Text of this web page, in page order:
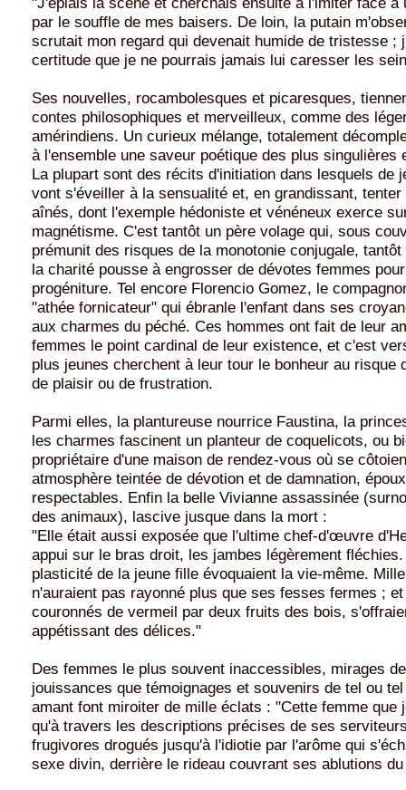
par le souffle de mes baisers. De loin, la putain
scrutait mon regard qui devenait humide de tristesse ;
certitude que je ne pourrais jamais lui caresser les
Ses nouvelles, rocambolesques et picaresques,
contes philosophiques et merveilleux, comme des
amérindiens. Un curieux mélange, totalement
à l'ensemble une saveur poétique des plus singulières
La plupart sont des récits d'initiation dans lesquels de
vont s'éveiller à la sensualité et, en grandissant, tenter
aînés, dont l'exemple hédoniste et vénéneux exerce
magnétisme. C'est tantôt un père volage qui, sous
prémunit des risques de la monotonie conjugale,
la charité pousse à engrosser de dévotes femmes
progéniture. Tel encore Florencio Gomez, le
"athée fornicateur" qui ébranle l'enfant dans ses
aux charmes du péché. Ces hommes ont fait de leur
femmes le point cardinal de leur existence, et c'est
plus jeunes cherchent à leur tour le bonheur au risque
de plaisir ou de frustration.
Parmi elles, la plantureuse nourrice Faustina, la
les charmes fascinent un planteur de coquelicots, ou
propriétaire d'une maison de rendez-vous où se
atmosphère teintée de dévotion et de damnation,
respectables. Enfin la belle Vivianne assassinée
des animaux), lascive jusque dans la mort :
"Elle était aussi exposée que l'ultime chef-d'œuvre
appui sur le bras droit, les jambes légèrement
plasticité de la jeune fille évoquaient la vie-même.
n'auraient pas rayonné plus que ses fesses fermes ;
couronnés de vermeil par deux fruits des bois,
appétissant des délices."
Des femmes le plus souvent inaccessibles, mirages
jouissances que témoignages et souvenirs de tel ou
amant font miroiter de mille éclats : "Cette femme que
qu'à travers les descriptions précises de ses
frugivores drogués jusqu'à l'idiotie par l'arôme qui
sexe divin, derrière le rideau couvrant ses ablutions